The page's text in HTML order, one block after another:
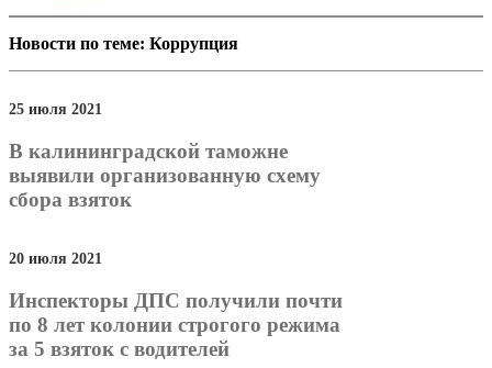
Новости по теме: Коррупция
25 июля 2021
В калининградской таможне
выявили организованную схему
сбора взяток
20 июля 2021
Инспекторы ДПС получили почти
по 8 лет колонии строгого режима
за 5 взяток с водителей